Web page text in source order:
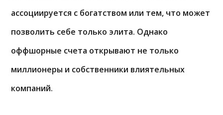
ассоциируется с богатством или тем, что может
позволить себе только элита. Однако
оффшорные счета открывают не только
миллионеры и собственники влиятельных
компаний.